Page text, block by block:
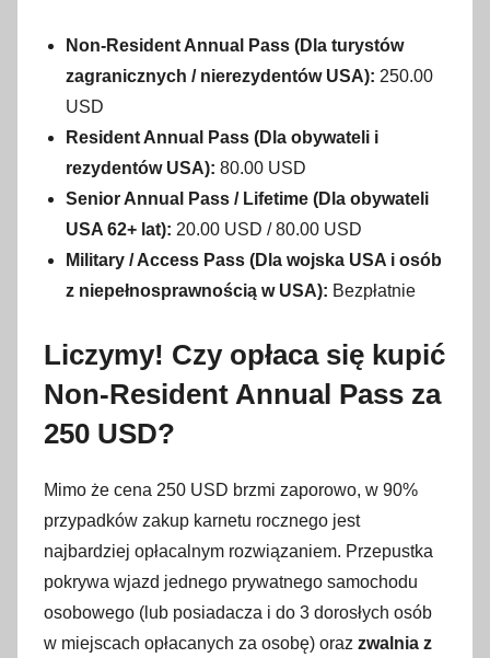
Non-Resident Annual Pass (Dla turystów
zagranicznych / nierezydentów USA): 250.00
USD
Resident Annual Pass (Dla obywateli i
rezydentów USA): 80.00 USD
Senior Annual Pass / Lifetime (Dla obywateli
USA 62+ lat): 20.00 USD / 80.00 USD
Military / Access Pass (Dla wojska USA i osób
z niepełnosprawnością w USA): Bezpłatnie
Liczymy! Czy opłaca się kupić
Non-Resident Annual Pass za
250 USD?
Mimo że cena 250 USD brzmi zaporowo, w 90%
przypadków zakup karnetu rocznego jest
najbardziej opłacalnym rozwiązaniem. Przepustka
pokrywa wjazd jednego prywatnego samochodu
osobowego (lub posiadacza i do 3 dorosłych osób
w miejscach opłacanych za osobę) oraz zwalnia z